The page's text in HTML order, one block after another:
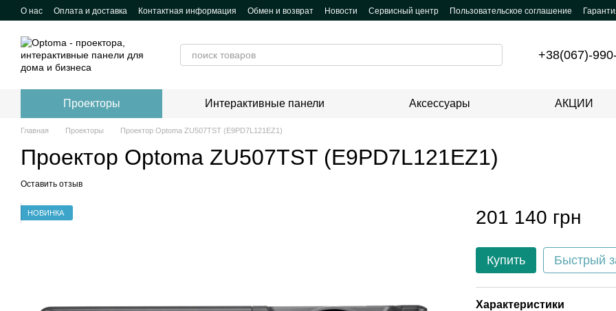
Перейти к основному контенту
О нас Оплата и доставка Контактная информация Обмен и возврат Новости Сервисный центр Пользовательское соглашение
+38(067)-
Проекторы Интерактивные панели Аксессуары АКЦИИ
Главная Проекторы Проектор Optoma ZU507TST (E9PD7L121EZ1)
Проектор Optoma ZU507TST (E9PD7L121EZ1)
Оставить отзыв
НОВИНКА 201 140 грн
Купить Быстрый
Характеристики